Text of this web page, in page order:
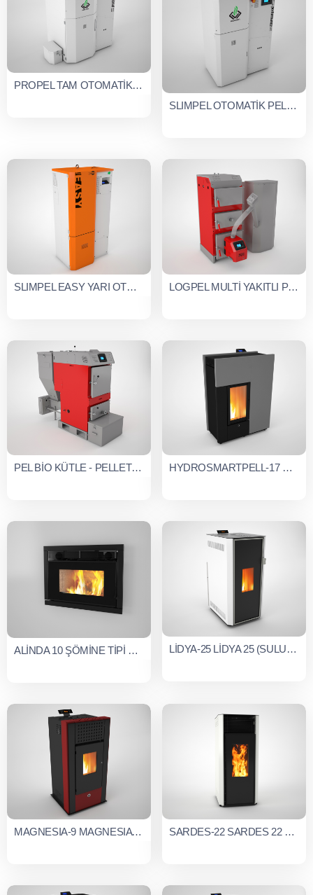
PROPEL TAM OTOMATİK PELLET KAZANI
SLIMPEL OTOMATİK PELLET KAZANI
SLIMPEL EASY YARI OTOMATİK PELLET KAZANI LOGPEL MULTİ YAKITLI PELLET/ODUN KAZANI
PEL BİO KÜTLE - PELLET KAZANI HYDROSMARTPELL-17 SULU SİSTEM PELLET SOBASI
ALİNDA 10 ŞÖMİNE TİPİ HAVA ÜFLEMELİ PELLET SOBASI LİDYA-25 LİDYA 25 (SULU SİSTEM)
MAGNESIA-9 MAGNESIA HAVA ÜFLEMELİ PELLET SOBASI SARDES-22 SARDES 22 KW HAVA ÜFLEMELİ PELLET SOBASI